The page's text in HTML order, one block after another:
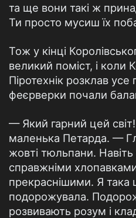
та ще вони такі ж
Ти просто мусиш їх
Тож у кінці
великий поміст, і коли
Піротехнік розклав усе
феєрверки почали
— Який гарний цей
маленька Петарда. —
жовті тюльпани.
справжніми
прекраснішими. Я
подорожувала.
розвивають розум і